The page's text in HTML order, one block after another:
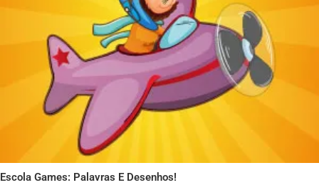
Escola Games: Palavras E Desenhos!